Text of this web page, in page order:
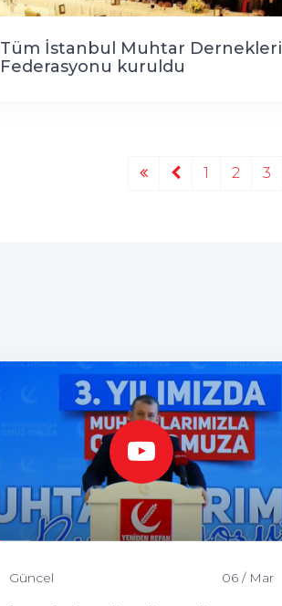
Tüm İstanbul Muhtar Dernekleri
Federasyonu kuruldu
1 2 3
Güncel 06 / Mar